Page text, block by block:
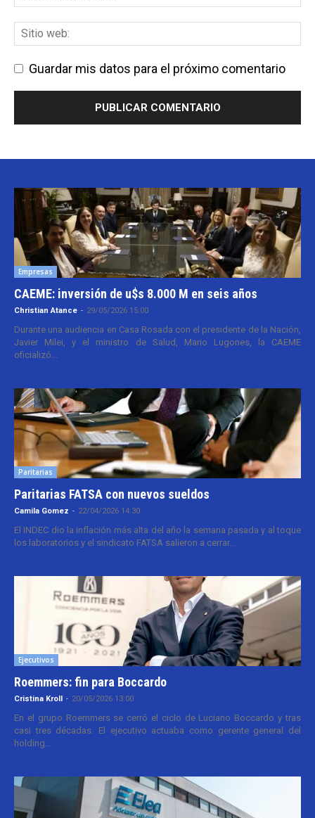
Guardar mis datos para el próximo comentario
Empresas
CAEME: inversión de u$s 8.000 M en seis años
Christian Atance - 29/05/2026 15:00
Durante una audiencia en Casa Rosada con el presidente de la Nación,
Javier Milei, y el ministro de Salud, Mario Lugones, la CAEME
oficializó...
Paritarias
Paritarias FATSA con nuevos sueldos
Camila Gomez - 22/04/2026 14:30
El INDEC dio la inflación más alta del año la semana pasada y al toque
los laboratorios y el sindicato FATSA salieron a cerrar...
Ejecutivos
Roemmers: fin para Boccardo
Cristina Kroll - 20/05/2026 13:00
En el grupo Roemmers se cerró el ciclo de Luciano Boccardo y tras
casi tres décadas. El ejecutivo actuaba como gerente general del
holding...